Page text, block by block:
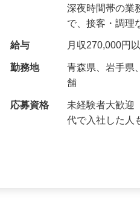
大手牛丼チェ
深夜時間帯の
で、接客・調
給与 月収270,000円
舗